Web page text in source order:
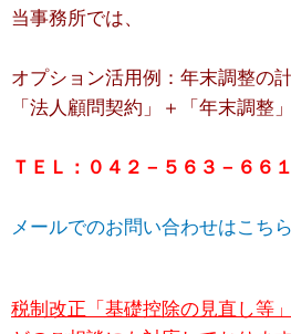
当事務所では、
オプション活用例：年末調整の
「法人顧問契約」＋「年末調整」
ＴＥＬ：０４２－５６３－６６
メールでのお問い合わせはこちら
税制改正「基礎控除の見直し等